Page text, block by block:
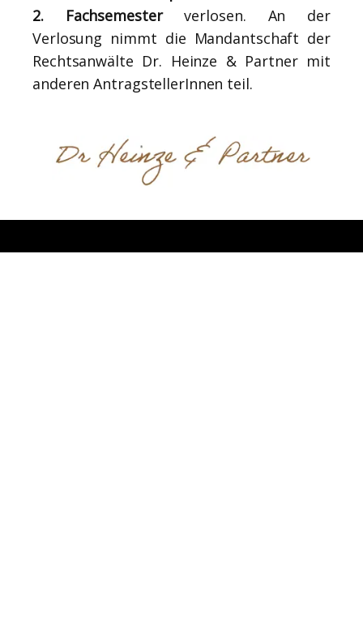
2. Fachsemesterverlosen. An der
Verlosung nimmt die Mandantschaft der
Rechtsanwälte Dr. Heinze & Partner mit
anderen AntragstellerInnen teil.